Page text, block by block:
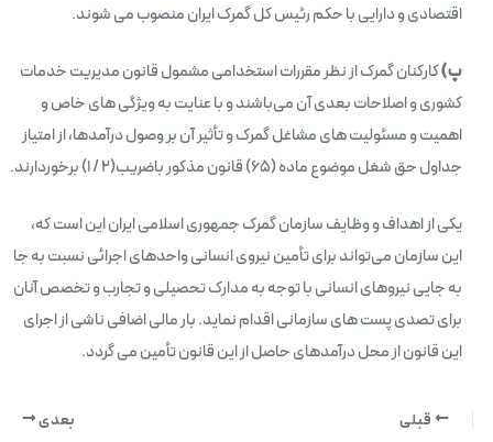
اقتصادی و دارایی با حکم رئیس کل گمرک ایران منصوب می شوند.
پ)کارکنان گمرک از نظر مقررات استخدامی مشمول قانون مدیریت خدمات
کشوری و اصلاحات بعدی آن می‌باشند و با عنایت به ویژگی های خاص و
اهمیت و مسئولیت های مشاغل گمرک و تأثیر آن بر وصول درآمدها، از امتیاز
جداول حق شغل موضوع ماده (۶۵) قانون مذکور باضریب(۲ / ۱) برخوردارند.
یکی از اهداف و وظایف سازمان گمرک جمهوری اسلامی ایران این است که،
این سازمان می‌تواند برای تأمین نیروی انسانی واحدهای اجرائی نسبت به جا
به‌ جایی نیروهای انسانی با توجه به مدارک تحصیلی و تجارب و تخصص آنان
برای تصدی پست های سازمانی اقدام نماید. بار مالی اضافی ناشی از اجرای
این قانون از محل درآمدهای حاصل از این قانون تأمین می‌ گردد.
قبلی بعدی